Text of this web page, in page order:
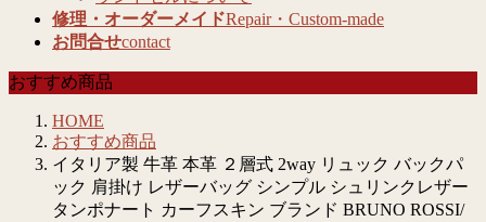
修理・オーダーメイドRepair・Custom-made
お問合せcontact
おすすめ商品
HOME
おすすめ商品
イタリア製 牛革 本革 ２層式 2way リュック バックパ
ック 肩掛け レザーバッグ シンプル シュリンクレザー
タンポナート カーフスキン ブランド BRUNO ROSSI/